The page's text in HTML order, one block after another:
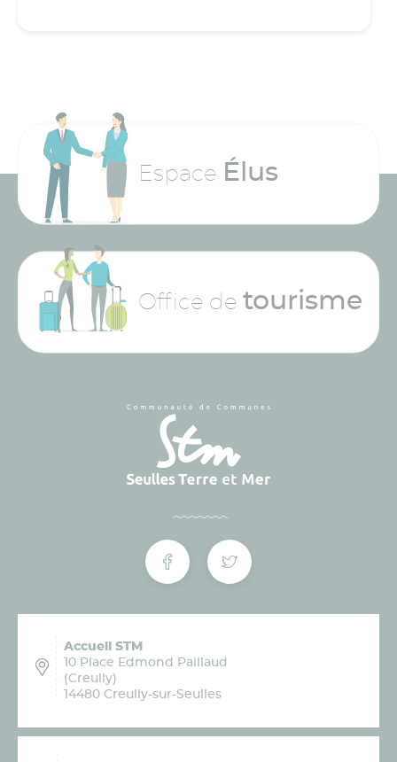
Espace Élus
Office de tourisme
Accueil STM
10 Place Edmond Paillaud
(Creully)
14480 Creully-sur-Seulles